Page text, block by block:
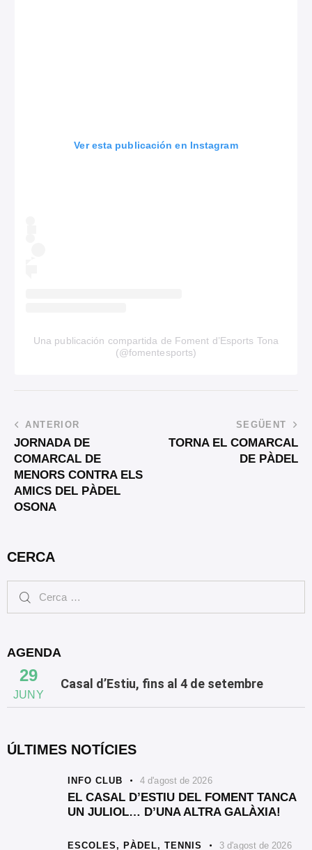
Ver esta publicación en Instagram
Una publicación compartida de Foment d’Esports Tona
(@fomentesports)
ANTERIOR
JORNADA DE
COMARCAL DE
MENORS CONTRA ELS
AMICS DEL PÀDEL
OSONA
SEGÜENT
TORNA EL COMARCAL
DE PÀDEL
CERCA
AGENDA
29
JUNY
Casal d’Estiu, fins al 4 de setembre
ÚLTIMES NOTÍCIES
INFO CLUB 4 d'agost de 2026
EL CASAL D’ESTIU DEL FOMENT TANCA
UN JULIOL… D’UNA ALTRA GALÀXIA!
ESCOLES, PÀDEL, TENNIS 3 d'agost de 2026